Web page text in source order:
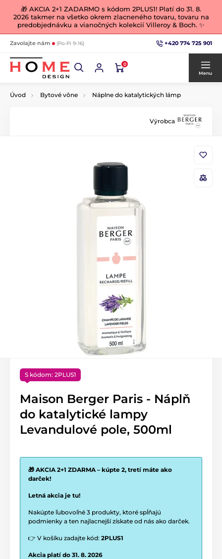
🎁 AKCIA 2+1 ZADARMO s kódom 2PLUS1! Platí do 31. 8.
2026 takmer na všetko okrem zlacneného tovaru, tovaru na
predobjednávku a vianočných kolekcií Villeroy & Boch. ✨
Zavolajte nám (Po-Pi 9-16) +420 774 725 901
0
Menu
Úvod Bytové vône Náplne do katalytických lámp
Výrobca
S kódom: 2PLUS1
Maison Berger Paris - Náplň
do katalytické lampy
Levandulové pole, 500ml
🎁 AKCIA 2+1 ZDARMA – kúpte 2, tretí máte ako
darček!
Letná akcia je tu!
Nakúpte ľubovoľné 3 produkty, ktoré spĺňajú
podmienky a ten najlacnejší získate od nás ako darček.
👉 V košíku zadajte kód: 2PLUS1
Akcia platí do 31. 8. 2026